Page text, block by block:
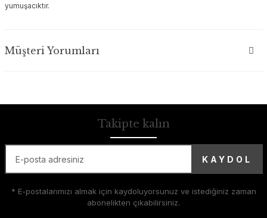
yumuşacıktır.
Müşteri Yorumları
Takipte kalın
KAYDOL
* E-postalarımızı almak için kaydoluyorsunuz ve istediğiniz zaman
abonelikten çıkabilirsiniz.